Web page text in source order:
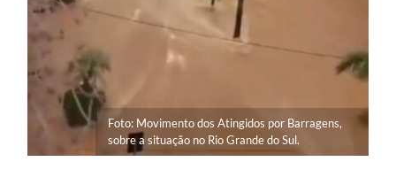
Foto: Movimento dos Atingidos por Barragens,
sobre a situação no Rio Grande do Sul.